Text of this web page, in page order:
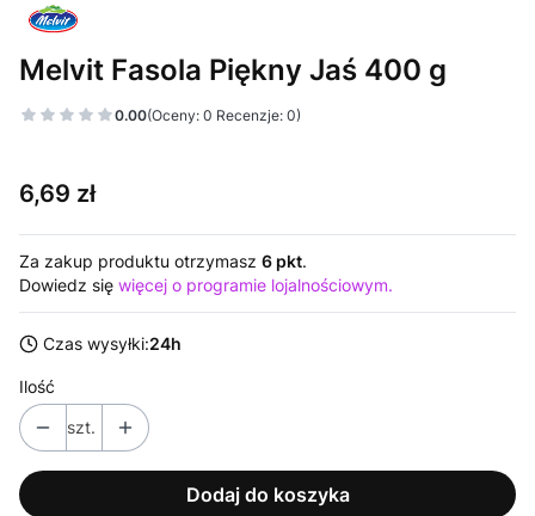
Melvit Fasola Piękny Jaś 400 g
0.00(Oceny: 0 Recenzje: 0)
Cena
6,69 zł
Za zakup produktu otrzymasz 6 pkt.
Dowiedz się więcej o programie lojalnościowym.
Czas wysyłki:24h
Ilość
szt.
Dodaj do koszyka